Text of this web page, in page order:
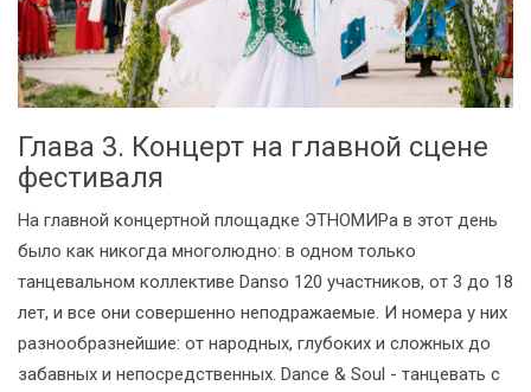
Глава 3. Концерт на главной сцене
фестиваля
На главной концертной площадке ЭТНОМИРа в этот день
было как никогда многолюдно: в одном только
танцевальном коллективе Danso 120 участников, от 3 до 18
лет, и все они совершенно неподражаемые. И номера у них
разнообразнейшие: от народных, глубоких и сложных до
забавных и непосредственных. Dance & Soul - танцевать с